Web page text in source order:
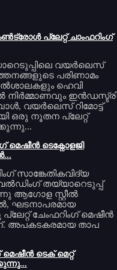
കൺട്രോൾ പ്ലേറ്റ് ചാംഫറിംഗ്
വയർലെസ്
പരിണാമം
ഹെവി
ഇൻഡസ്ട്രി
വയർലെസ് റിമോട്ട്
ഒരു നൂതന പ്ലേറ്റ്
മെഷീൻ ടെക്നോളജി
സാങ്കേതികവിദ്യ
തയ്യാറെടുപ്പ്
ആഗോള സ്റ്റീൽ
ഘടനാപരമായ
ചേംഫറിംഗ് മെഷീൻ
അപകടകരമായ താപ
മെഷീൻ ടെക് മെറ്റ്